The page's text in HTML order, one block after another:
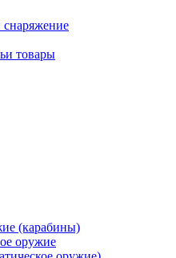
товары
(карабины)
оружие